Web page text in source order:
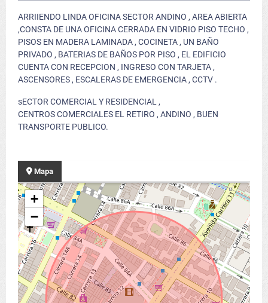
ARRIIENDO LINDA OFICINA SECTOR ANDINO , AREA ABIERTA
,CONSTA DE UNA OFICINA CERRADA EN VIDRIO PISO TECHO ,
PISOS EN MADERA LAMINADA , COCINETA , UN BAÑO
PRIVADO , BATERIAS DE BAÑOS POR PISO , EL EDIFICIO
CUENTA CON RECEPCION , INGRESO CON TARJETA ,
ASCENSORES , ESCALERAS DE EMERGENCIA , CCTV .
sECTOR COMERCIAL Y RESIDENCIAL ,
CENTROS COMERCIALES EL RETIRO , ANDINO , BUEN
TRANSPORTE PUBLICO.
Mapa
+
−